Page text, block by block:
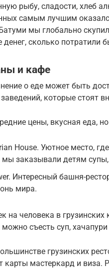
рыбу, сладости, хлеб
самым лучшим
мы глобально
денег, сколько потратили
и кафе
о еде может быть
которые стоят
цены, вкусная еда,
House. Уютное место,
мы заказывали детям
Интересный башня-
мира.
на человека в
можно съесть суп,
грузинских
карты мастеркард и виза.